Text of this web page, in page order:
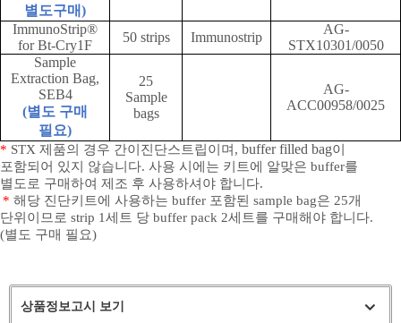
별도구매)
ImmunoStrip®
for Bt-Cry1F
50 strips Immunostrip
AG-
STX10301/0050
Sample
Extraction Bag,
SEB4
(별도 구매
필요)
25
Sample
bags
AG-
ACC00958/0025
* STX 제품의 경우 간이진단스트립이며 , buffer filled bag이
포함되어 있지 않습니다. 사용 시에는 키트에 알맞은 buffer를
별도로 구매하여 제조 후 사용하셔야 합니다.
* 해당 진단키트에 사용하는 buffer 포함된 sample bag은 25개
단위이므로 strip 1세트 당 buffer pack 2세트를 구매해야 합니다.
(별도 구매 필요)
상품정보고시 보기